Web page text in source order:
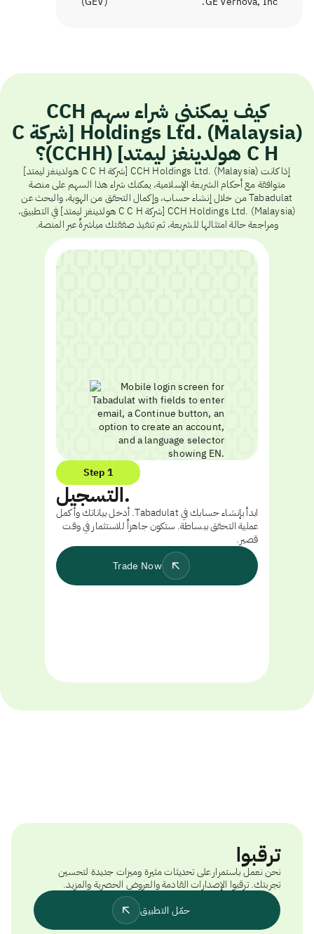
كيف يمكنني شراء سهم CCH
Holdings Ltd. (Malaysia) [شركة C
C H هولدينغز ليمتد] (CCHH)؟
إذا كانت CCH Holdings Ltd. (Malaysia) [شركة C C H هولدينغز ليمتد]
متوافقة مع أحكام الشريعة الإسلامية، يمكنك شراء هذا السهم على منصة
Tabadulat من خلال إنشاء حساب، وإكمال التحقق من الهوية، والبحث عن
CCH Holdings Ltd. (Malaysia) [شركة C C H هولدينغز ليمتد] في التطبيق،
ومراجعة حالة امتثالها للشريعة، ثم تنفيذ صفقتك مباشرةً عبر المنصة.
Step 1
التسجيل.
ابدأ بإنشاء حسابك في Tabadulat. أدخل بياناتك وأكمل
عملية التحقق ببساطة. ستكون جاهزاً للاستثمار في وقت
قصير.
Trade Now
ترقبوا
نحن نعمل باستمرار على تحديثات مثيرة وميزات جديدة لتحسين
تجربتك. ترقبوا الإصدارات القادمة والعروض الحصرية والمزيد.
حمّل التطبيق